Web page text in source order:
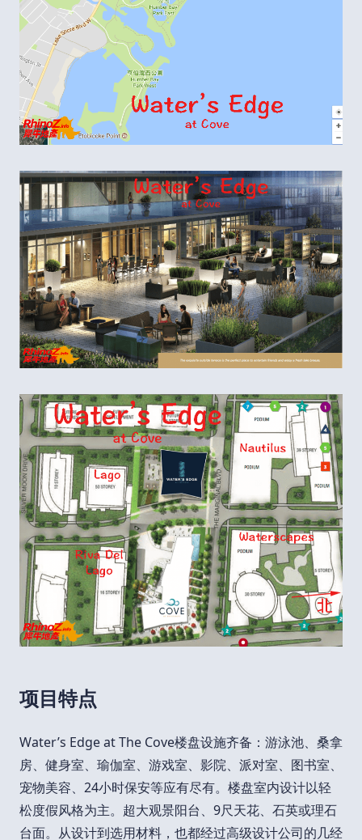
项目特点
Water’s Edge at The Cove楼盘设施齐备：游泳池、桑拿
房、健身室、瑜伽室、游戏室、影院、派对室、图书室、
宠物美容、24小时保安等应有尽有。楼盘室内设计以轻
松度假风格为主。超大观景阳台、9尺天花、石英或理石
台面。从设计到选用材料，也都经过高级设计公司的几经